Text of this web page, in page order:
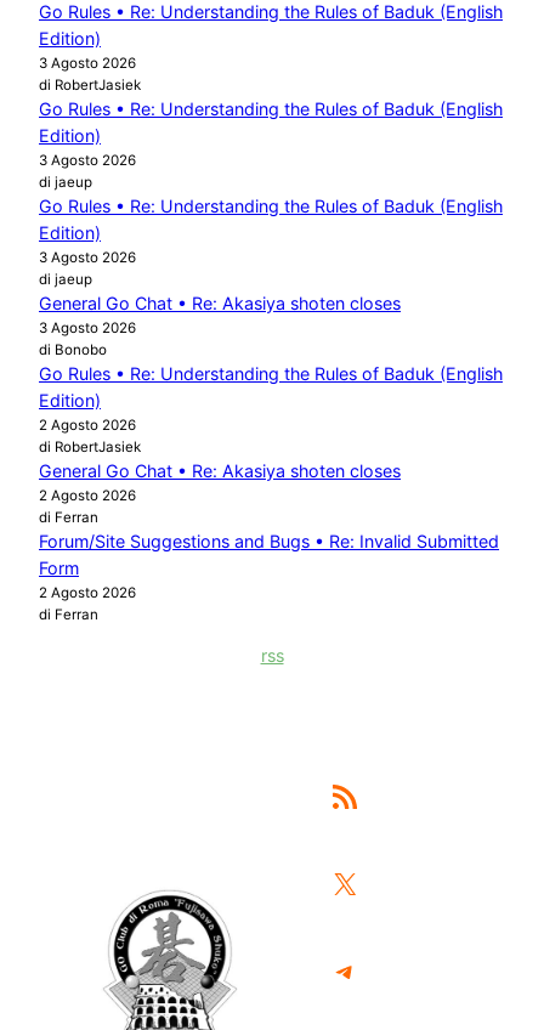
Go Rules • Re: Understanding the Rules of Baduk (English
Edition)
3 Agosto 2026
di RobertJasiek
Go Rules • Re: Understanding the Rules of Baduk (English
Edition)
3 Agosto 2026
di jaeup
Go Rules • Re: Understanding the Rules of Baduk (English
Edition)
3 Agosto 2026
di jaeup
General Go Chat • Re: Akasiya shoten closes
3 Agosto 2026
di Bonobo
Go Rules • Re: Understanding the Rules of Baduk (English
Edition)
2 Agosto 2026
di RobertJasiek
General Go Chat • Re: Akasiya shoten closes
2 Agosto 2026
di Ferran
Forum/Site Suggestions and Bugs • Re: Invalid Submitted
Form
2 Agosto 2026
di Ferran
rss
Feed RSS
X
Telegram